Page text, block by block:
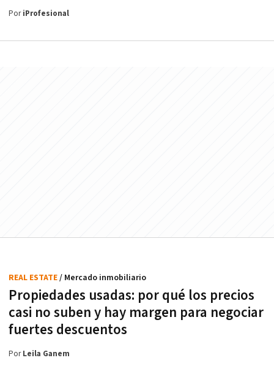
PoriProfesional
Propiedades usadas: por qué los precios
casi no suben y hay margen para negociar
fuertes descuentos
REAL ESTATE/ Mercado inmobiliario
PorLeila Ganem